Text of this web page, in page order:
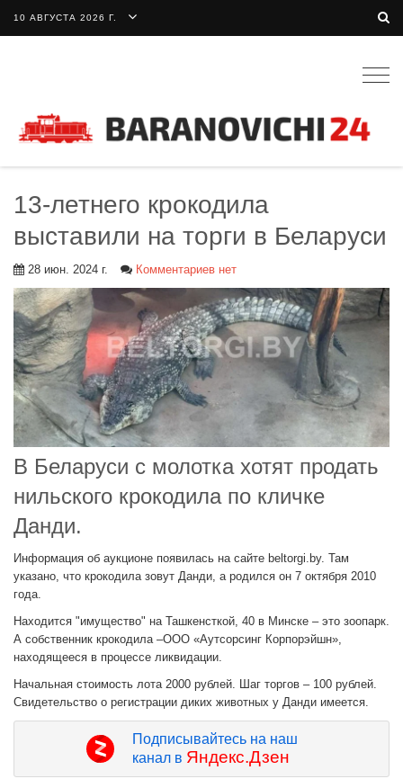
10 АВГУСТА 2026 Г.
13-летнего крокодила
выставили на торги в Беларуси
28 июн. 2024 г. Комментариев нет
В Беларуси с молотка хотят продать
нильского крокодила по кличке
Данди.
Информация об аукционе появилась на сайте beltorgi.by. Там
указано, что крокодила зовут Данди, а родился он 7 октября 2010
года.
Находится "имущество" на Ташкенсткой, 40 в Минске – это зоопарк.
А собственник крокодила –ООО «Аутсорсинг Корпорэйшн»,
находящееся в процессе ликвидации.
Начальная стоимость лота 2000 рублей. Шаг торгов – 100 рублей.
Свидетельство о регистрации диких животных у Данди имеется.
Подписывайтесь на наш
канал в Яндекс.Дзен